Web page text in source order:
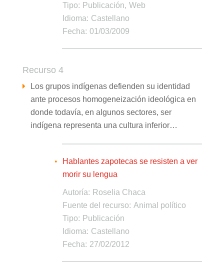
Tipo: Publicación Web
Idioma: Castellano
Fecha: 01/03/2009
Recurso 4
Los grupos indígenas defienden su identidad
ante procesos homogeneización ideológica en
donde todavía, en algunos sectores, ser
indígena representa una cultura inferior…
Hablantes zapotecas se resisten a ver
morir su lengua
Autoría: Roselia Chaca
Fuente del recurso: Animal político
Tipo: Publicación
Idioma: Castellano
Fecha: 27/02/2012